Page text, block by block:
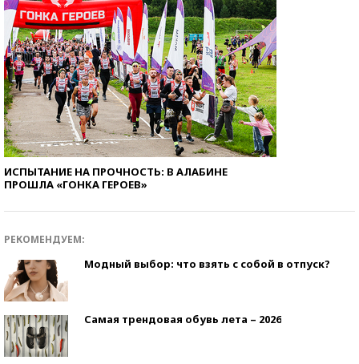
ИСПЫТАНИЕ НА ПРОЧНОСТЬ: В АЛАБИНЕ
ПРОШЛА «ГОНКА ГЕРОЕВ»
РЕКОМЕНДУЕМ:
Модный выбор: что взять с собой в отпуск?
Самая трендовая обувь лета – 2026